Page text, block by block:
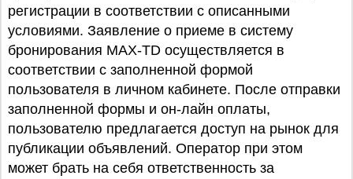
регистрации в соответствии с описанными
условиями. Заявление о приеме в систему
бронирования MAX-TD осуществляется в
соответствии с заполненной формой
пользователя в личном кабинете. После отправки
заполненной формы и он-лайн оплаты,
пользователю предлагается доступ на рынок для
публикации объявлений. Оператор при этом
может брать на себя ответственность за